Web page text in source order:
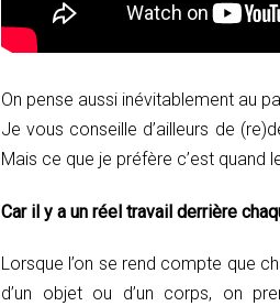
On pense aussi inévitablement au
Je vous conseille d’ailleurs de
Mais ce que je préfère c’est quand
Car il y a un réel travail derrière
Lorsque l’on se rend compte que
d’un objet ou d’un corps, on